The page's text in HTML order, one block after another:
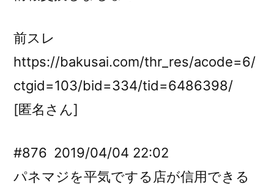
前スレ
https://bakusai.com/thr_res/acode=6/
ctgid=103/bid=334/tid=6486398/
[匿名さん]
#876 2019/04/04 22:02
パネマジを平気でする店が信用できる